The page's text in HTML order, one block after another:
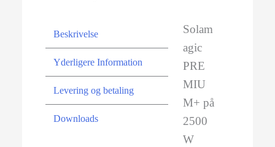
Beskrivelse
Yderligere Information
Levering og betaling
Downloads
Solam
agic
PRE
MIU
M+ på
2500
W